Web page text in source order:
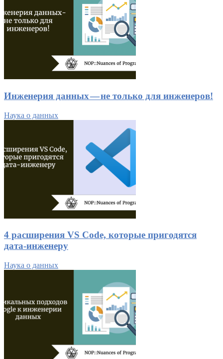
Инженерия данных — не только для инженеров!
Наука о данных
4 расширения VS Code, которые пригодятся
дата-инженеру
Наука о данных